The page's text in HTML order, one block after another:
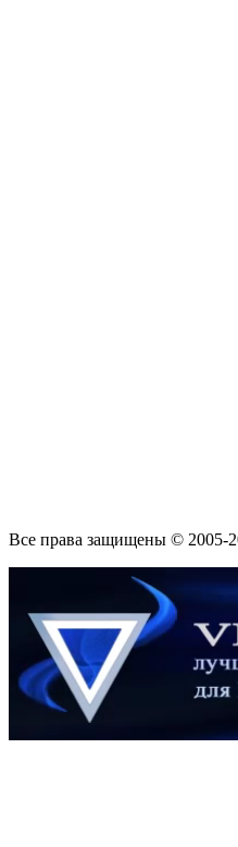
Все права защищены © 2005-